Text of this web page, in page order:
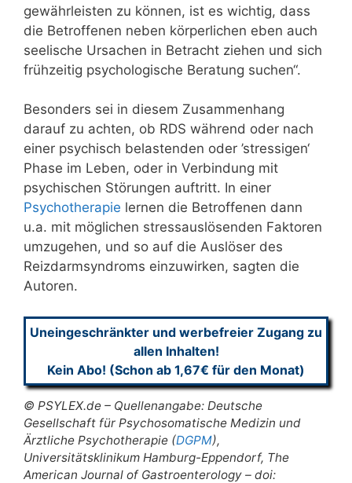
gewährleisten zu können, ist es wichtig, dass
die Betroffenen neben körperlichen eben auch
seelische Ursachen in Betracht ziehen und sich
frühzeitig psychologische Beratung suchen“.
Besonders sei in diesem Zusammenhang
darauf zu achten, ob RDS während oder nach
einer psychisch belastenden oder ’stressigen‘
Phase im Leben, oder in Verbindung mit
psychischen Störungen auftritt. In einer
Psychotherapie lernen die Betroffenen dann
u.a. mit möglichen stressauslösenden Faktoren
umzugehen, und so auf die Auslöser des
Reizdarmsyndroms einzuwirken, sagten die
Autoren.
Uneingeschränkter und werbefreier Zugang zu
allen Inhalten!
Kein Abo! (Schon ab 1,67€ für den Monat)
© PSYLEX.de – Quellenangabe: Deutsche
Gesellschaft für Psychosomatische Medizin und
Ärztliche Psychotherapie (DGPM),
Universitätsklinikum Hamburg-Eppendorf, The
American Journal of Gastroenterology – doi: